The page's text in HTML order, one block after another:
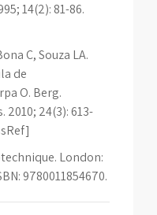
14(2): 81-86.
C, Souza LA.
de
O. Berg.
2010; 24(3): 613-
London:
9780011854670.